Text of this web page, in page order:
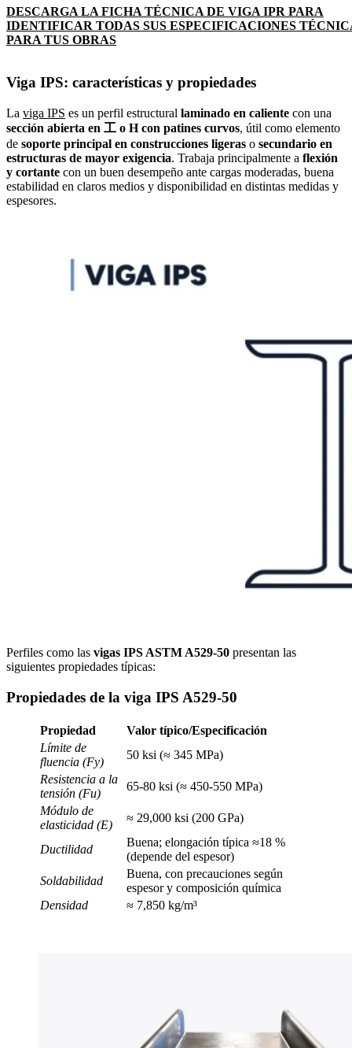
DESCARGA LA FICHA TÉCNICA DE VIGA IPR PARA
IDENTIFICAR TODAS SUS ESPECIFICACIONES
PARA TUS OBRAS
Viga IPS: características y propiedades
La viga IPS es un perfil estructural laminado en caliente con una
sección abierta en 工 o H con patines curvos, útil como elemento
de soporte principal en construcciones ligeras o secundario en
estructuras de mayor exigencia. Trabaja principalmente a flexión
y cortante con un buen desempeño ante cargas moderadas, buena
estabilidad en claros medios y disponibilidad en distintas medidas y
espesores.
Perfiles como las vigas IPS ASTM A529-50 presentan las
siguientes propiedades típicas:
Propiedades de la viga IPS A529-50
Propiedad
Valor típico/Especificación
Límite de
fluencia (Fy)
50 ksi (≈ 345 MPa)
Resistencia a la
tensión (Fu)
65-80 ksi (≈ 450-550 MPa)
Módulo de
elasticidad (E)
≈ 29,000 ksi (200 GPa)
Ductilidad
Buena; elongación típica ≈18 %
(depende del espesor)
Soldabilidad
Buena, con precauciones según
espesor y composición química
Densidad
≈ 7,850 kg/m³